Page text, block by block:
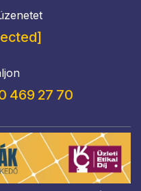
469 27 70